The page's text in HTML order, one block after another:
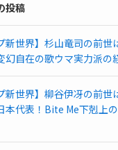
投稿
新世界】杉山竜司の前世
幻自在の歌ウマ実力派の
新世界】柳谷伊冴の前世
本代表！Bite Me下剋上